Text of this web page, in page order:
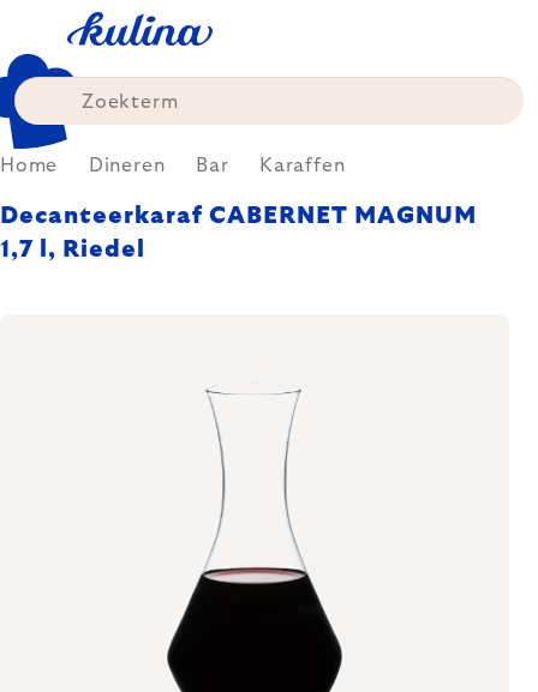
content
Home Dineren Bar Karaffen
Decanteerkaraf CABERNET MAGNUM
1,7 l, Riedel